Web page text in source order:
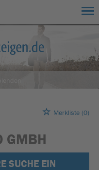
Merkliste (0)
GMBH
SUCHE EIN